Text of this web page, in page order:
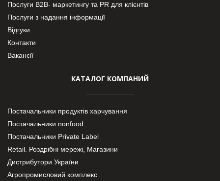
Послуги В2В- маркетингу та PR для клієнтів
Послуги з надання інформації
Відгуки
Контакти
Вакансії
КАТАЛОГ КОМПАНИЙ
Постачальники продуктів харчування
Постачальники nonfood
Постачальники Private Label
Retail. Роздрібні мережі, Магазини
Дистрибутори України
Агропромисловий комплекс